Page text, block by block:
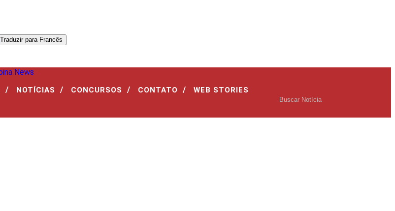
/ NOTÍCIAS / CONCURSOS / CONTATO / WEB STORIES